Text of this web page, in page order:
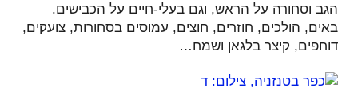
הגב וסחורה על הראש, וגם בעלי-חיים על הכבישים.
באים, הולכים, חוזרים, חוצים, עמוסים בסחורות, צועקים,
דוחפים, קיצר בלגאן ושמח…